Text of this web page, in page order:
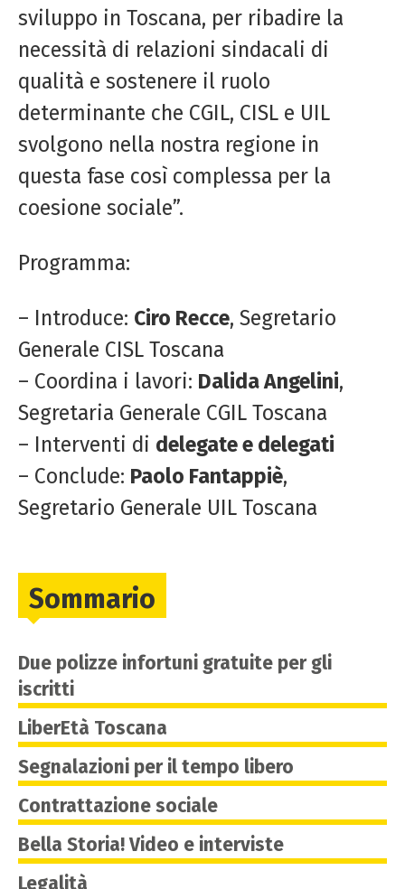
sviluppo in Toscana, per ribadire la
necessità di relazioni sindacali di
qualità e sostenere il ruolo
determinante che CGIL, CISL e UIL
svolgono nella nostra regione in
questa fase così complessa per la
coesione sociale”.
Programma:
– Introduce: Ciro Recce, Segretario
Generale CISL Toscana
– Coordina i lavori: Dalida Angelini,
Segretaria Generale CGIL Toscana
– Interventi di delegate e delegati
– Conclude: Paolo Fantappiè,
Segretario Generale UIL Toscana
Sommario
Due polizze infortuni gratuite per gli
iscritti
LiberEtà Toscana
Segnalazioni per il tempo libero
Contrattazione sociale
Bella Storia! Video e interviste
Legalità